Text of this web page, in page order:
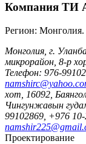
Компания ТИ
Регион: Монголия.
Монголия, г.
микрорайон, 8-р
Телефон: 976-
хот, 16092,
Чингунжавын
99102869, +976
Проектирование